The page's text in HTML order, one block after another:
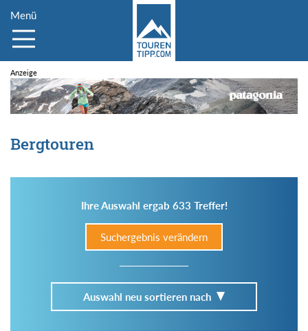
Menü
Bergtouren
Ihre Auswahl ergab 633 Treffer!
Suchergebnis verändern
Auswahl neu sortieren nach